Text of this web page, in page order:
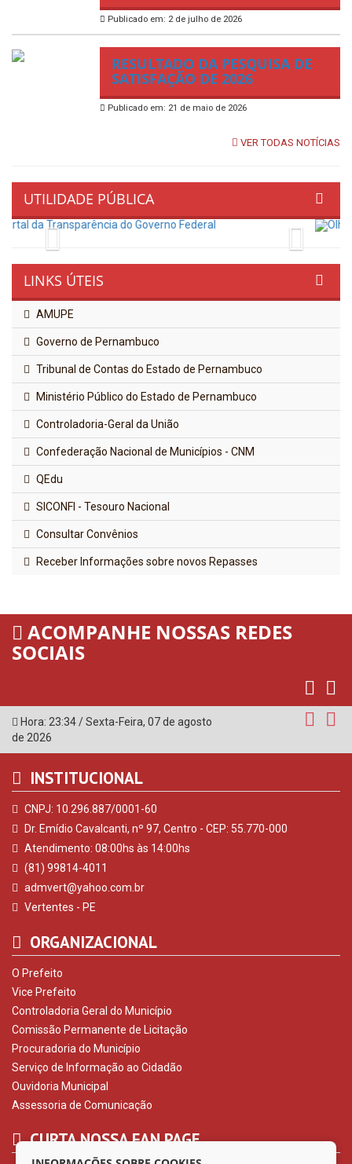
Publicado em: 2 de julho de 2026
RESULTADO DA PESQUISA DE
SATISFAÇÃO DE 2026
Publicado em: 21 de maio de 2026
VER TODAS NOTÍCIAS
UTILIDADE PÚBLICA
Previous
Next
LINKS ÚTEIS
AMUPE
Governo de Pernambuco
Tribunal de Contas do Estado de Pernambuco
Ministério Público do Estado de Pernambuco
Controladoria-Geral da União
Confederação Nacional de Municípios - CNM
QEdu
SICONFI - Tesouro Nacional
Consultar Convênios
Receber Informações sobre novos Repasses
ACOMPANHE NOSSAS REDES
SOCIAIS
Hora: 23:34/Sexta-Feira, 07 de agosto
de 2026
INSTITUCIONAL
CNPJ: 10.296.887/0001-60
Dr. Emídio Cavalcanti, nº 97, Centro - CEP: 55.770-000
Atendimento: 08:00hs às 14:00hs
(81) 99814-4011
admvert@yahoo.com.br
Vertentes - PE
ORGANIZACIONAL
O Prefeito
Vice Prefeito
Controladoria Geral do Município
Comissão Permanente de Licitação
Procuradoria do Município
Serviço de Informação ao Cidadão
Ouvidoria Municipal
Assessoria de Comunicação
CURTA NOSSA FAN PAGE